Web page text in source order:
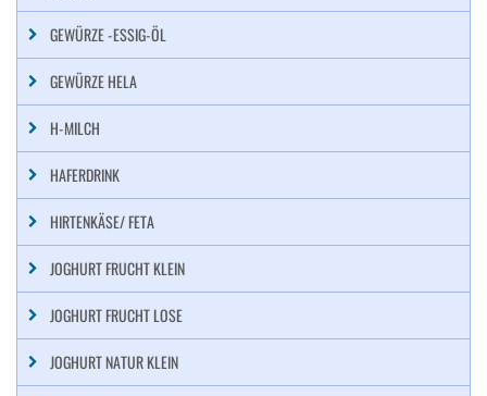
GEWÜRZE -ESSIG-ÖL
GEWÜRZE HELA
H-MILCH
HAFERDRINK
HIRTENKÄSE/ FETA
JOGHURT FRUCHT KLEIN
JOGHURT FRUCHT LOSE
JOGHURT NATUR KLEIN